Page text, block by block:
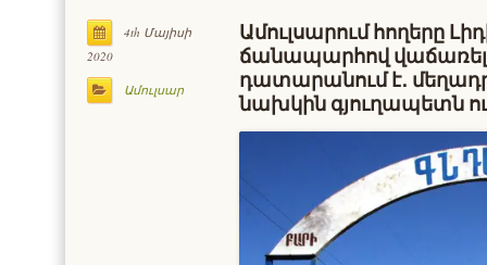
4th Մայիսի
2020
Ամուլսար
Ամուլսարում հողերը
ճանապարհով
դատարանում է․
նախկին գյուղապետն